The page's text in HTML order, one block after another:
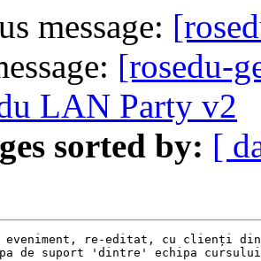
message:
[rosedu-
LAN Party v2
sorted by: [
eveniment, re-editat, cu clienți
de suport 'dintre' echipa cursului